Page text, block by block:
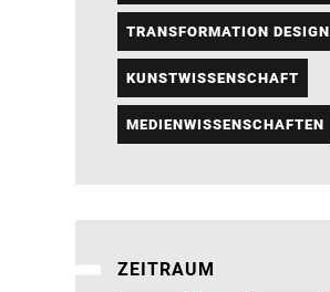
TRANSFORMATION DESIGN
KUNSTWISSENSCHAFT
MEDIENWISSENSCHAFTEN
ZEITRAUM